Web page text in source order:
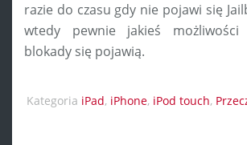
razie do czasu gdy nie pojawi się
wtedy pewnie jakieś
blokady się pojawią.
Kategoria iPad, iPhone, iPod touch,